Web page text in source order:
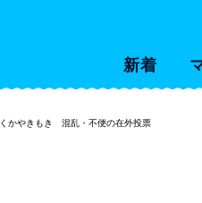
新着
かやきもき 混乱・不便の在外投票